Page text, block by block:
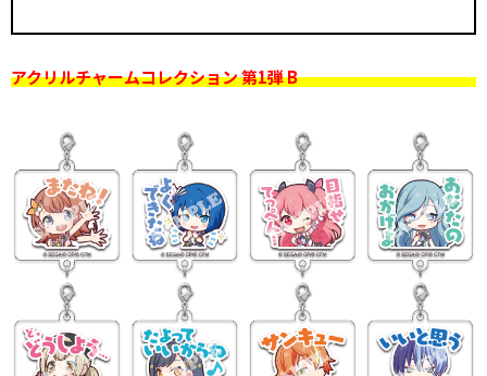
アクリルチャームコレクション 第1弾 B